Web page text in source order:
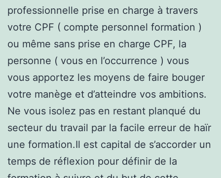
professionnelle prise en charge à travers
votre CPF ( compte personnel formation )
ou même sans prise en charge CPF, la
personne ( vous en l’occurrence ) vous
vous apportez les moyens de faire bouger
votre manège et d’atteindre vos ambitions.
Ne vous isolez pas en restant planqué du
secteur du travail par la facile erreur de haïr
une formation.Il est capital de s’accorder un
temps de réflexion pour définir de la